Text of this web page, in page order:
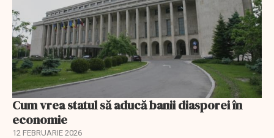
Cum vrea statul să aducă banii diasporei în
economie
12 FEBRUARIE 2026